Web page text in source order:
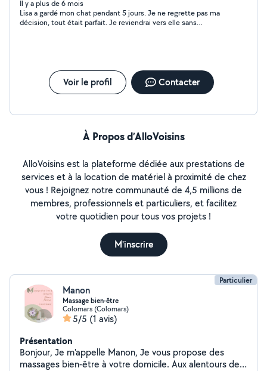
Il y a plus de 6 mois
Lisa a gardé mon chat pendant 5 jours. Je ne regrette pas ma
décision, tout était parfait. Je reviendrai vers elle sans
Voir le profil Contacter
À Propos d’AlloVoisins
AlloVoisins est la plateforme dédiée aux prestations de
services et à la location de matériel à proximité de chez
vous ! Rejoignez notre communauté de 4,5 millions de
membres, professionnels et particuliers, et facilitez
votre quotidien pour tous vos projets !
M'inscrire
Particulier
Manon
Massage bien-être
Colomars (Colomars)
5/5 (1 avis)
Présentation
Bonjour, Je m'appelle Manon, Je vous propose des
massages bien-être à votre domicile. Aux alentours de